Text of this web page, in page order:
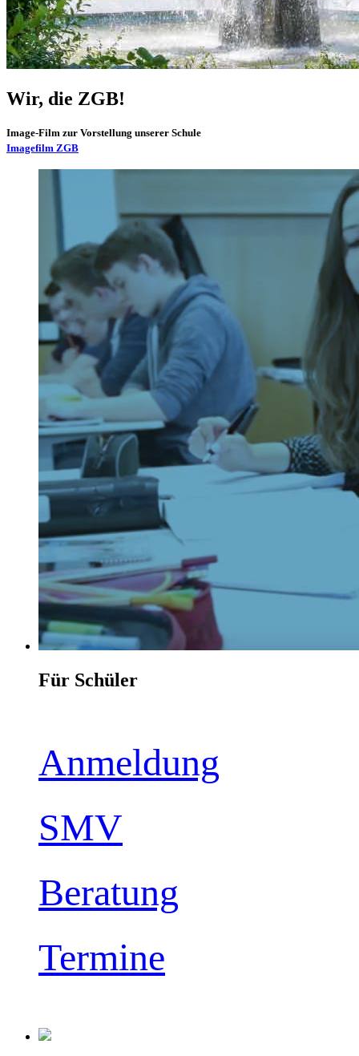
Wir, die ZGB!
Image-Film zur Vorstellung unserer Schule
Imagefilm ZGB
Für Schüler
Anmeldung
SMV
Beratung
Termine